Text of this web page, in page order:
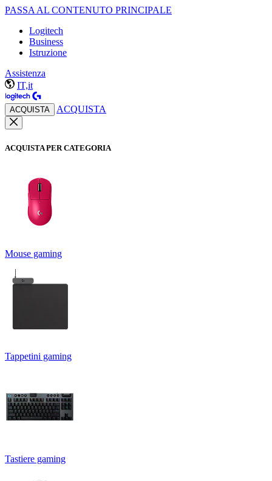
PASSA AL CONTENUTO PRINCIPALE
Logitech
Business
Istruzione
Assistenza
IT,it
ACQUISTA ACQUISTA
ACQUISTA PER CATEGORIA
Mouse gaming
Tappetini gaming
Tastiere gaming